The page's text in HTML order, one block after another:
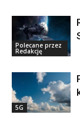
Polecane przez
Redakcję
5G